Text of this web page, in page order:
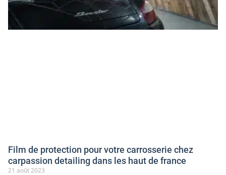
Film de protection pour votre carrosserie chez
carpassion detailing dans les haut de france
21 août 2023